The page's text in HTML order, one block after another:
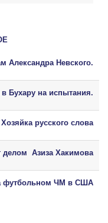
Александра Невского.
Бухару на испытания.
Хозяйка русского слова
делом Азиза Хакимова
футбольном ЧМ в США